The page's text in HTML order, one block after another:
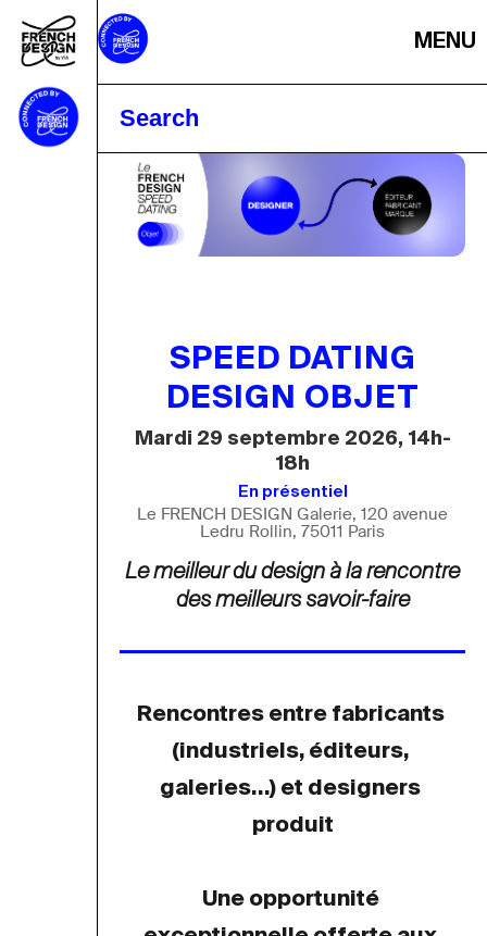
MENU
SPEED DATING
DESIGN OBJET
Mardi 29 septembre 2026, 14h-
18h
En présentiel
Le FRENCH DESIGN Galerie, 120 avenue
Ledru Rollin, 75011 Paris
Le meilleur du design à la rencontre
des meilleurs savoir-faire
Rencontres entre fabricants
(industriels, éditeurs,
galeries…) et designers
produit
Une opportunité